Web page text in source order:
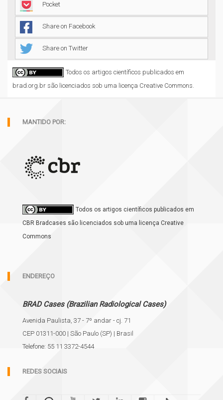
Pocket
Share on Facebook
Share on Twitter
Todos os artigos científicos publicados em
brad.org.br são licenciados sob uma licença Creative Commons.
MANTIDO POR:
Todos os artigos científicos publicados em
CBR Bradcases são licenciados sob uma licença Creative
Commons
ENDEREÇO
BRAD Cases (Brazilian Radiological Cases)
Avenida Paulista, 37 - 7º andar - cj. 71
CEP 01311-000 | São Paulo (SP) | Brasil
Telefone: 55 11 3372-4544
REDES SOCIAIS